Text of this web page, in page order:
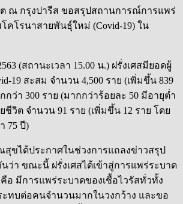
ณ กรุงปารีส ขอสรุปสถานการณ์การแพร่
คโรนาสายพันธุ์ใหม่ (Covid-19) ใน
(สถานะเวลา 15.00 น.) ฝรั่งเศสมียอดผู้
19 สะสม จำนวน 4,500 ราย (เพิ่มขึ้น 839
ว่า 300 ราย (มากกว่าร้อยละ 50 มีอายุต่ำ
ชีวิต จำนวน 91 ราย (เพิ่มขึ้น 12 ราย โดย
75 ปี)
ขได้ประกาศในช่วงการแถลงข่าวสรุป
ว่า ขณะนี้ ฝรั่งเศสได้เข้าสู่การแพร่ระบาด
อ มีการแพร่ระบาดของเชื้อไวรัสทั่วทั้ง
ะทบต่อคนจำนวนมากในวงกว้าง และขอ